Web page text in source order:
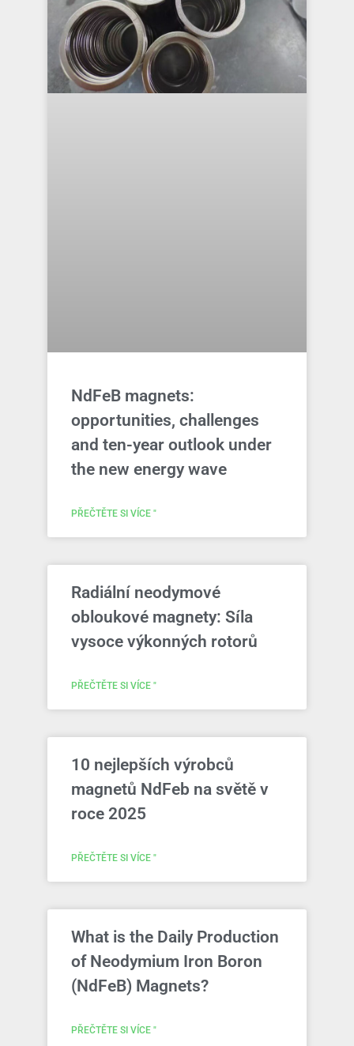
NdFeB magnets:
opportunities, challenges
and ten-year outlook under
the new energy wave
PŘEČTĚTE SI VÍCE "
Radiální neodymové
obloukové magnety: Síla
vysoce výkonných rotorů
PŘEČTĚTE SI VÍCE "
10 nejlepších výrobců
magnetů NdFeb na světě v
roce 2025
PŘEČTĚTE SI VÍCE "
What is the Daily Production
of Neodymium Iron Boron
(NdFeB) Magnets?
PŘEČTĚTE SI VÍCE "